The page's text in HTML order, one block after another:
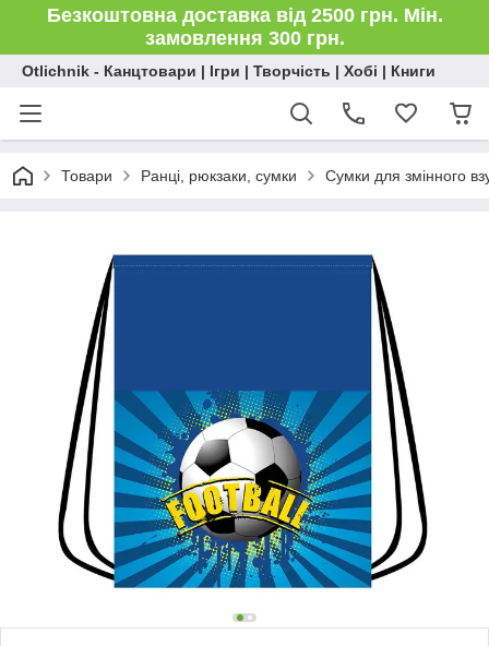
Безкоштовна доставка від 2500 грн. Мін.
замовлення 300 грн.
Otlichnik - Канцтовари | Ігри | Творчість | Хобі | Книги
Товари Ранці, рюкзаки, сумки Сумки для змінного